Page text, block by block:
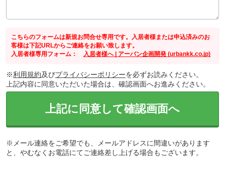
こちらのフォームは新規お問合せ専用です。入居者様または申込済みのお
客様は下記URLからご連絡をお願い致します。
入居者様専用フォーム： 入居者様へ | アーバン企画開発 (urbankk.co.jp)
※利用規約及びプライバシーポリシーを必ずお読みください。
上記内容に同意いただいた場合は、確認画面へお進みください。
上記に同意して確認画面へ
※メール連絡をご希望でも、メールアドレスに間違いがあります
と、やむなくお電話にてご連絡差し上げる場合もございます。